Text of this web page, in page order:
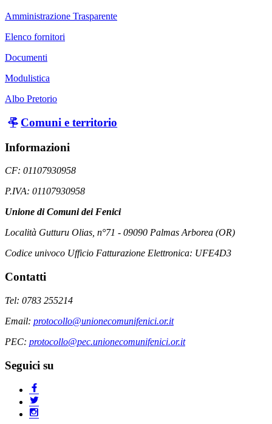
Amministrazione Trasparente
Elenco fornitori
Documenti
Modulistica
Albo Pretorio
Comuni e territorio
Informazioni
CF: 01107930958
P.IVA: 01107930958
Unione di Comuni dei Fenici
Località Gutturu Olias, n°71 - 09090 Palmas Arborea (OR)
Codice univoco Ufficio Fatturazione Elettronica: UFE4D3
Contatti
Tel: 0783 255214
Email: protocollo@unionecomunifenici.or.it
PEC: protocollo@pec.unionecomunifenici.or.it
Seguici su